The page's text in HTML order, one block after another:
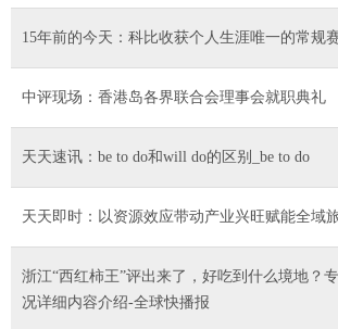
15年前的今天：科比收获个人生涯唯一的常规
中评现场：香港岛各界联合会理事会就职典礼
天天速讯：be to do和will do的区别_be to do
天天即时：以资源效应带动产业兴旺赋能全域
浙江“西红柿王”评出来了，好吃到什么境地？
况详细内容介绍-全球快播报